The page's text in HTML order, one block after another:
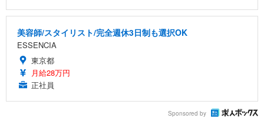
美容師/スタイリスト/完全週休3日制も選択OK
ESSENCIA
東京都
月給28万円
正社員
Sponsored by